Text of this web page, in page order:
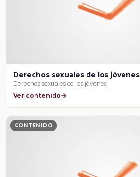
Derechos sexuales de los jóvenes
Derechos sexuales de los jóvenes
Ver contenido
CONTENIDO